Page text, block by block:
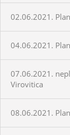
02.06.2021.
04.06.2021.
07.06.2021.
Virovitica
08.06.2021.